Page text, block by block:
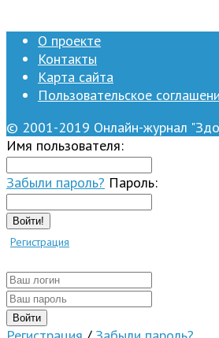
О проекте
Контакты
Карта сайта
Пользовательское
© 2001-2019 Онлайн-журнал
Имя пользователя:
Забыли пароль? Пароль:
Войти!
Регистрация